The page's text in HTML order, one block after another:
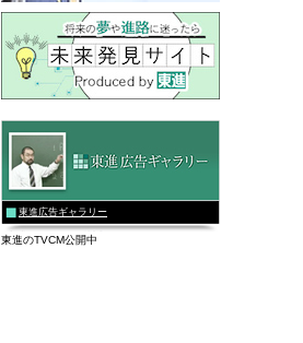
東進広告ギャラリー
東進のTVCM公開中